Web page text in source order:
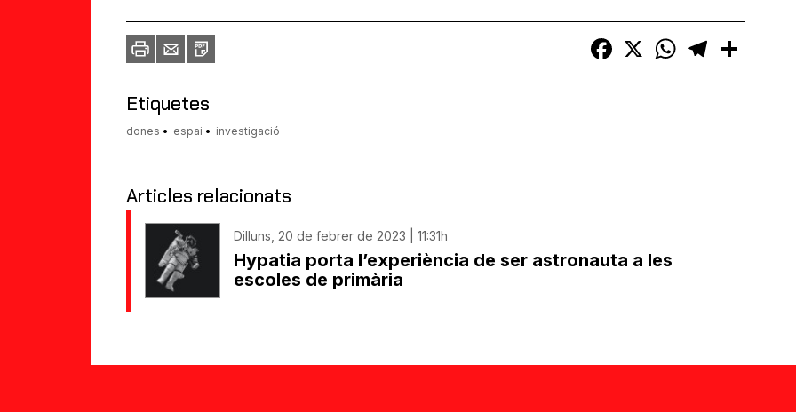
ImprimirEnvia
un
PDF Facebook
X WhatsAppTelegram
Etiquetes
dones espai investigació
Articles relacionats
Dilluns, 20 de febrer de 2023 | 11:31h
Hypatia porta l’experiència de ser astronauta a les
escoles de primària